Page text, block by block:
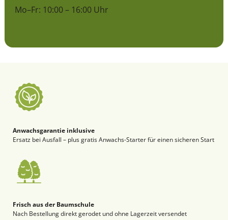
Mo–Fr: 10:00 – 16:00 Uhr
Anwachsgarantie inklusive
Ersatz bei Ausfall – plus gratis Anwachs-Starter für einen sicheren Start
Frisch aus der Baumschule
Nach Bestellung direkt gerodet und ohne Lagerzeit versendet